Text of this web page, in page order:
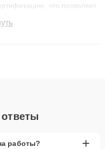
что позволяет
3 лет. Наши мастера
работы? +